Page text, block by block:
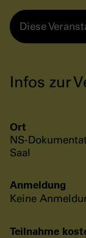
Diese
Infos zur
Ort
NS-
Saal
Anmeldung
Keine
Teilnahme